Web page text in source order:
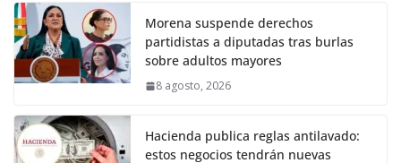
Morena suspende derechos
partidistas a diputadas tras burlas
sobre adultos mayores
8 agosto, 2026
Hacienda publica reglas antilavado:
estos negocios tendrán nuevas